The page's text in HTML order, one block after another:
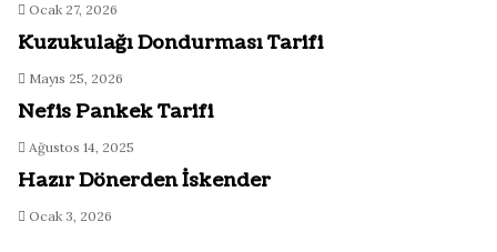
Ocak 27, 2026
Kuzukulağı Dondurması Tarifi
Mayıs 25, 2026
Nefis Pankek Tarifi
Ağustos 14, 2025
Hazır Dönerden İskender
Ocak 3, 2026